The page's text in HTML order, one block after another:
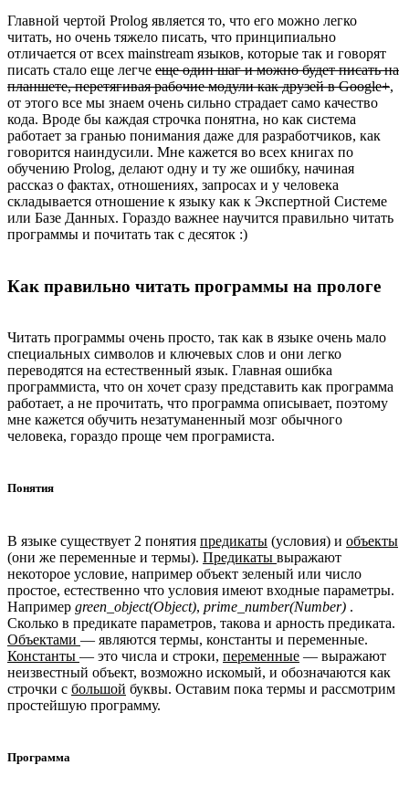
Главной чертой Prolog является то, что его можно легко
читать, но очень тяжело писать, что принципиально
отличается от всех mainstream языков, которые так и говорят
писать стало еще легче еще один шаг и можно будет писать на
планшете, перетягивая рабочие модули как друзей в Google+,
от этого все мы знаем очень сильно страдает само качество
кода. Вроде бы каждая строчка понятна, но как система
работает за гранью понимания даже для разработчиков, как
говорится наиндусили. Мне кажется во всех книгах по
обучению Prolog, делают одну и ту же ошибку, начиная
рассказ о фактах, отношениях, запросах и у человека
складывается отношение к языку как к Экспертной Системе
или Базе Данных. Гораздо важнее научится правильно читать
программы и почитать так с десяток :)
Как правильно читать программы на прологе
Читать программы очень просто, так как в языке очень мало
специальных символов и ключевых слов и они легко
переводятся на естественный язык. Главная ошибка
программиста, что он хочет сразу представить как программа
работает, а не прочитать, что программа описывает, поэтому
мне кажется обучить незатуманенный мозг обычного
человека, гораздо проще чем програмиста.
Понятия
В языке существует 2 понятия предикаты (условия) и объекты
(они же переменные и термы). Предикаты выражают
некоторое условие, например объект зеленый или число
простое, естественно что условия имеют входные параметры.
Например green_object(Object), prime_number(Number) .
Сколько в предикате параметров, такова и арность предиката.
Объектами — являются термы, константы и переменные.
Константы — это числа и строки, переменные — выражают
неизвестный объект, возможно искомый, и обозначаются как
строчки с большой буквы. Оставим пока термы и рассмотрим
простейшую программу.
Программа